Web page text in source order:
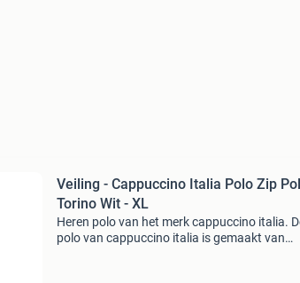
Veiling - Cappuccino Italia Polo Zip
Torino Wit - XL
Heren polo van het merk cappuccino italia.
polo van cappuccino italia is gemaakt van